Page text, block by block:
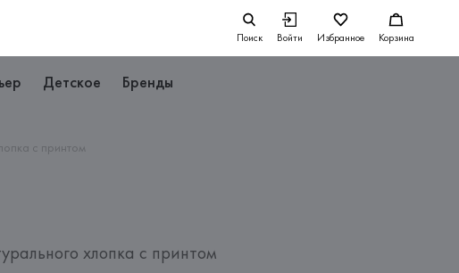
Поиск Войти Избранное Корзина
Детское Бренды
с принтом
хлопка с принтом